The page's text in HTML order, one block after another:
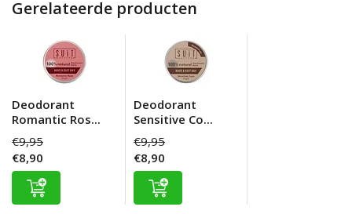
Gerelateerde producten
Deodorant
Romantic Ros...
€9,95
€8,90
Deodorant
Sensitive Co...
€9,95
€8,90